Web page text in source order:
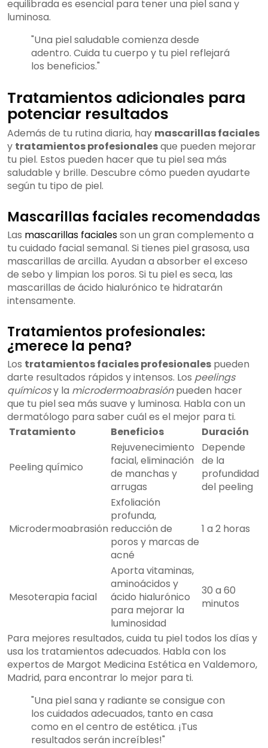
equilibrada es esencial para tener una piel sana y
luminosa.
"Una piel saludable comienza desde
adentro. Cuida tu cuerpo y tu piel reflejará
los beneficios."
Tratamientos adicionales para
potenciar resultados
Además de tu rutina diaria, hay mascarillas faciales
y tratamientos profesionalesque pueden mejorar
tu piel. Estos pueden hacer que tu piel sea más
saludable y brille. Descubre cómo pueden ayudarte
según tu tipo de piel.
Mascarillas faciales recomendadas
Las mascarillas facialesson un gran complemento a
tu cuidado facial semanal. Si tienes piel grasosa, usa
mascarillas de arcilla. Ayudan a absorber el exceso
de sebo y limpian los poros. Si tu piel es seca, las
mascarillas de ácido hialurónico te hidratarán
intensamente.
Tratamientos profesionales:
¿merece la pena?
Los tratamientos faciales profesionales pueden
darte resultados rápidos y intensos. Los peelings
químicosy la microdermoabrasiónpueden hacer
que tu piel sea más suave y luminosa. Habla con un
dermatólogo para saber cuál es el mejor para ti.
Tratamiento
Beneficios Duración
Peeling químico
Rejuvenecimiento
facial, eliminación
de manchas y
arrugas
Depende
de la
profundidad
del peeling
Microdermoabrasión
Exfoliación
profunda,
reducción de
poros y marcas de
acné
1 a 2 horas
Mesoterapia facial
Aporta vitaminas,
aminoácidos y
ácido hialurónico
para mejorar la
luminosidad
30 a 60
minutos
Para mejores resultados, cuida tu piel todos los días y
usa los tratamientos adecuados. Habla con los
expertos de Margot Medicina Estética en Valdemoro,
Madrid, para encontrar lo mejor para ti.
"Una piel sana y radiante se consigue con
los cuidados adecuados, tanto en casa
como en el centro de estética. ¡Tus
resultados serán increíbles!"